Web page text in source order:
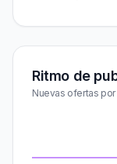
Ritmo de
Nuevas ofertas